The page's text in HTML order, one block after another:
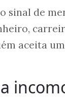
sinal de
aceita